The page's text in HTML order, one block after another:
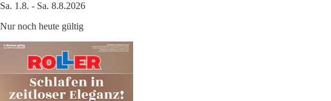
Sa. 1.8. - Sa. 8.8.2026
Nur noch heute gültig